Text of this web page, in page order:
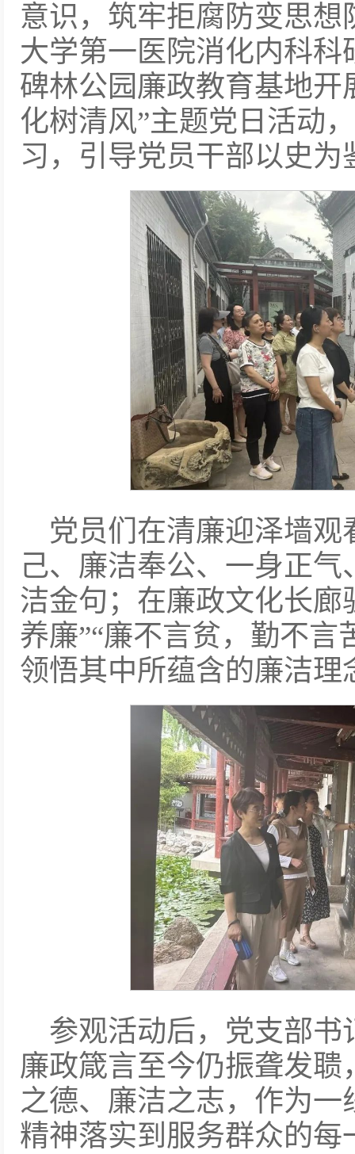
意识，筑牢拒腐防变思
大学第一医院消化内科
碑林公园廉政教育基地开
化树清风”主题党日活动
习，引导党员干部以史为
党员们在清廉迎泽墙观
己、廉洁奉公、一身正
洁金句；在廉政文化长廊
养廉”“廉不言贫，勤不言
领悟其中所蕴含的廉洁理
参观活动后，党支部
廉政箴言至今仍振聋发
之德、廉洁之志，作为
精神落实到服务群众的